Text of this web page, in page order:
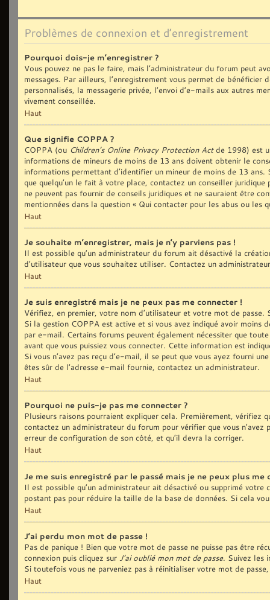
Problèmes de connexion et d’enregistrement
Pourquoi dois-je m’enregistrer ?
Vous pouvez ne pas le faire, mais l’administrateur du forum peut
messages. Par ailleurs, l’enregistrement vous permet de
personnalisés, la messagerie privée, l’envoi d’e-mails aux autres
vivement conseillée.
Haut
Que signifie COPPA ?
COPPA (ou Children’s Online Privacy Protection Actde 1998) est
informations de mineurs de moins de 13 ans doivent obtenir le
informations permettant d’identifier un mineur de moins de 13 ans.
que quelqu’un le fait à votre place, contactez un conseiller
ne peuvent pas fournir de conseils juridiques et ne sauraient être
mentionnées dans la question « Qui contacter pour les abus ou les
Haut
Je souhaite m’enregistrer, mais je n’y parviens pas !
Il est possible qu’un administrateur du forum ait désactivé la
d’utilisateur que vous souhaitez utiliser. Contactez un
Haut
Je suis enregistré mais je ne peux pas me connecter !
Vérifiez, en premier, votre nom d’utilisateur et votre mot de passe.
Si la gestion COPPA est active et si vous avez indiqué avoir moins
par e-mail. Certains forums peuvent également nécessiter que
avant que vous puissiez vous connecter. Cette information est
Si vous n’avez pas reçu d’e-mail, il se peut que vous ayez fourni
êtes sûr de l’adresse e-mail fournie, contactez un administrateur.
Haut
Pourquoi ne puis-je pas me connecter ?
Plusieurs raisons pourraient expliquer cela. Premièrement, vérifiez
contactez un administrateur du forum pour vérifier que vous
erreur de configuration de son côté, et qu’il devra la corriger.
Haut
Je me suis enregistré par le passé mais je ne peux plus me
Il est possible qu’un administrateur ait désactivé ou supprimé
postant pas pour réduire la taille de la base de données. Si cela
Haut
J’ai perdu mon mot de passe !
Pas de panique ! Bien que votre mot de passe ne puisse pas être
connexion puis cliquez sur J’ai oublié mon mot de passe. Suivez les
Si toutefois vous ne parveniez pas à réinitialiser votre mot de
Haut